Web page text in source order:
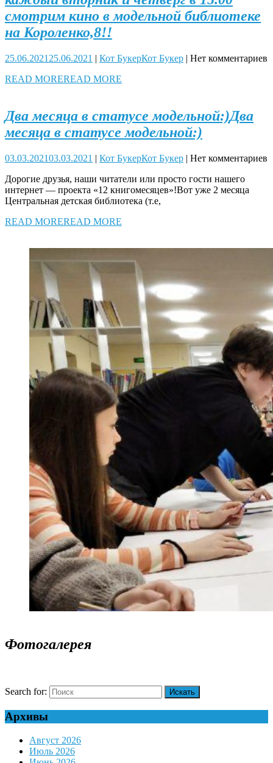
смотрим кино в модельной библиотеке
на Короленко,8!!
25.06.2021 25.06.2021 | Кот БукерКот Букер | Нет комментариев
READ MOREREAD MORE
Два месяца в статусе модельной:)Два
месяца в статусе модельной:)
03.03.202103.03.2021 | Кот БукерКот Букер | Нет комментариев
Дорогие друзья, наши читатели или просто гости нашего
интернет — проекта «12 книгомесяцев»!Вот уже 2 месяца
Центральная детская библиотека (т.е,
READ MOREREAD MORE
Фотогалерея
Search for:
Архивы
Август 2026
Июль 2026